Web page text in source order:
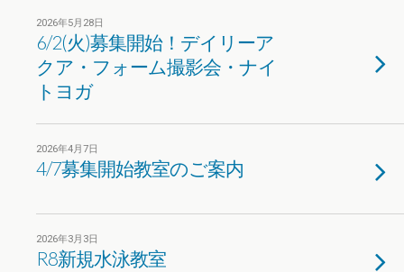
2026年5月28日
6/2(火)募集開始！デイリーア
クア・フォーム撮影会・ナイ
トヨガ
2026年4月7日
4/7募集開始教室のご案内
2026年3月3日
R8新規水泳教室